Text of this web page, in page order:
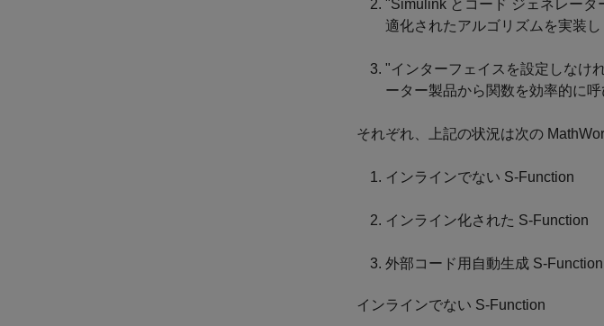
"Simulink とコード ジェネレー
適化されたアルゴリズムを実装
"インターフェイスを設定しなけ
ーター製品から関数を効率的に
それぞれ、上記の状況は次の
インラインでない S-Function
インライン化された S-Function
外部コード用自動生成 S-Function
インラインでない S-Function